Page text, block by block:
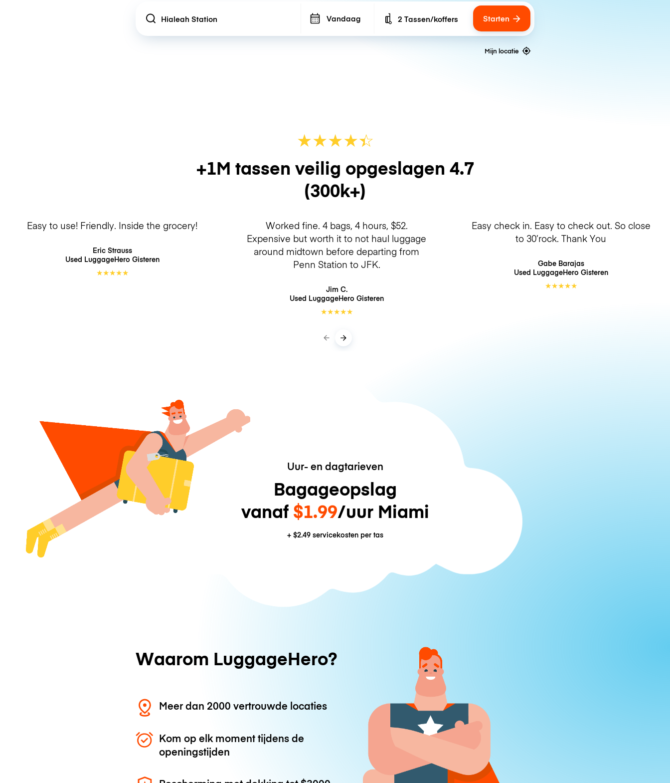
Location Vandaag Number of bags
2 Tassen/koffers Starten
Mijn locatie
★★★★☆
★
+1M tassen veilig opgeslagen 4.7
(300k+)
Easy to use! Friendly. Inside the grocery!
Eric Strauss
Used LuggageHero Gisteren
★★★★★
Worked fine. 4 bags, 4 hours, $52.
Expensive but worth it to not haul luggage
around midtown before departing from
Penn Station to JFK.
Jim C.
Used LuggageHero Gisteren
★★★★★
Easy check in. Easy to check out. So close
to 30’rock. Thank You
Gabe Barajas
Used LuggageHero Gisteren
★★★★★
Uur- en dagtarieven
Bagageopslag
vanaf $1.99/uur Miami
+ $2.49servicekosten per tas
Waarom LuggageHero?
Meer dan 2000 vertrouwde locaties
Kom op elk moment tijdens de
openingstijden